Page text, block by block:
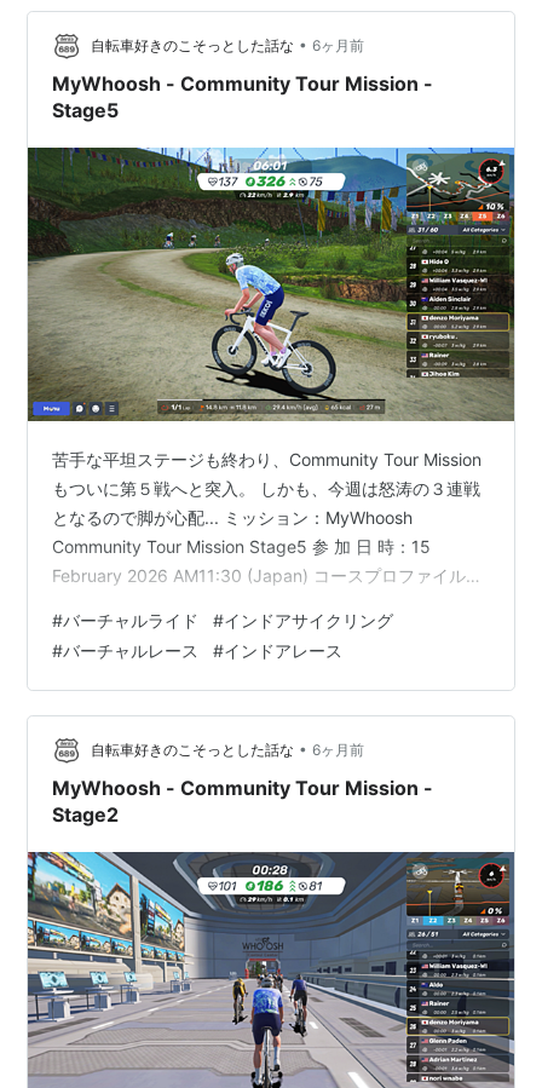
行事ごとがあったのですが、なんとなく気になった注目
記事の話。 スマホでブログを見てると、下の方に注目記
事っていうのが載ってるんですよ。 以前にもアクセス解
析と注目記事の話を書いたことがあるの…
自転車好きのこそっとした話な • 6ヶ月前
MyWhoosh - Community Tour Mission -
Stage5
苦手な平坦ステージも終わり、Community Tour Mission
もついに第５戦へと突入。 しかも、今週は怒涛の３連戦
となるので脚が心配... ミッション：MyWhoosh
Community Tour Mission Stage5 参 加 日 時：15
February 2026 AM11:30 (Japan) コースプロファイル：
変化するので高強度インターバルに耐えるくらいの気持
ちでペダルを踏み続けなければあっと言う間に脱落して
しまう危険性が潜んでいるとても厳しいコースに感じま
す。 念の為、前日に試走して34分…
#バーチャルライド #インドアサイクリング
#バーチャルレース #インドアレース
自転車好きのこそっとした話な • 6ヶ月前
MyWhoosh - Community Tour Mission -
Stage2